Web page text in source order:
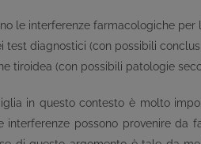
le interferenze farmacologiche per
test diagnostici (con possibili
tiroidea (con possibili patologie
in questo contesto è molto
possono provenire da